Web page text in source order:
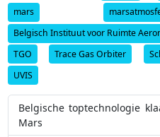
mars
Belgisch Instituut voor Ruimte
TGO
Trace Gas Orbiter
UVIS
Belgische toptechnologie
Mars